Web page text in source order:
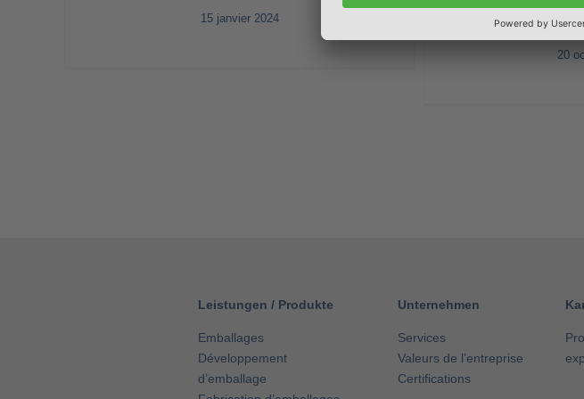
15 janvier 2024
20
Leistungen / Produkte
Emballages
Développement
d’emballage
Unternehmen
Services
Valeurs de l’entreprise
Certifications